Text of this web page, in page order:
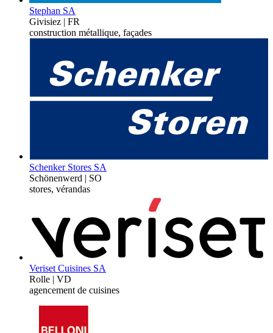
Stephan SA
Givisiez | FR
construction métallique, façades
Schenker Stores SA
Schönenwerd | SO
stores, vérandas
Veriset Cuisines SA
Rolle | VD
agencement de cuisines